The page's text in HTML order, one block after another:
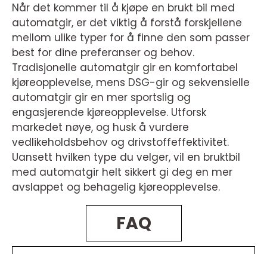
Når det kommer til å kjøpe en brukt bil med
automatgir, er det viktig å forstå forskjellene
mellom ulike typer for å finne den som passer
best for dine preferanser og behov.
Tradisjonelle automatgir gir en komfortabel
kjøreopplevelse, mens DSG-gir og sekvensielle
automatgir gir en mer sportslig og
engasjerende kjøreopplevelse. Utforsk
markedet nøye, og husk å vurdere
vedlikeholdsbehov og drivstoffeffektivitet.
Uansett hvilken type du velger, vil en bruktbil
med automatgir helt sikkert gi deg en mer
avslappet og behagelig kjøreopplevelse.
FAQ